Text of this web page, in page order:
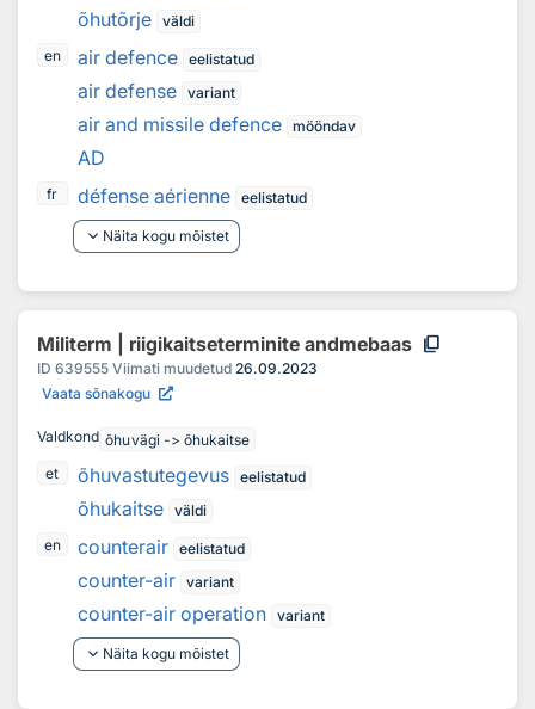
õhutõrje väldi
en
air defence eelistatud
air defense variant
air and missile defence mööndav
AD
fr défense aérienne eelistatud
keyboard_arrow_down Näita kogu mõistet
Militerm | riigikaitseterminite andmebaas content_copy
ID 639555 Viimati muudetud 26.09.2023
Vaata sõnakogu
Valdkond õhuvägi -> õhukaitse
et
õhuvastutegevus eelistatud
õhukaitse väldi
en
counterair eelistatud
counter-air variant
counter-air operation variant
keyboard_arrow_down Näita kogu mõistet